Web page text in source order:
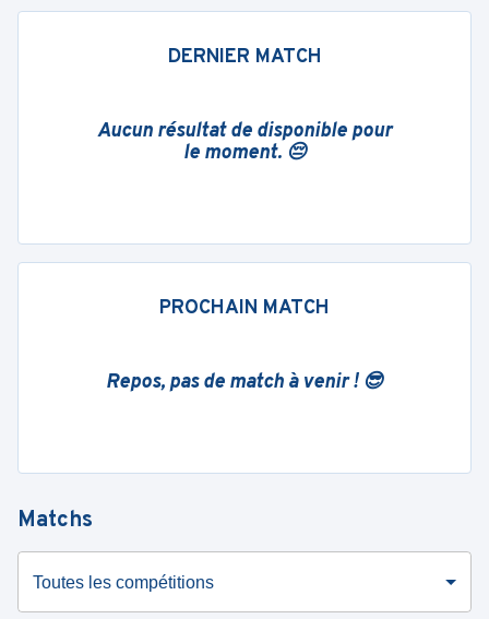
DERNIER MATCH
Aucun résultat de disponible pour
le moment. 😔
PROCHAIN MATCH
Repos, pas de match à venir ! 😎
Matchs
Toutes les compétitions